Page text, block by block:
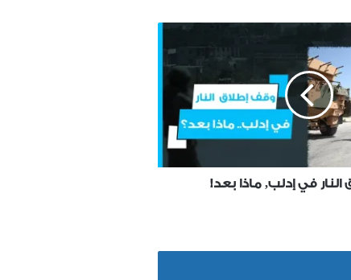
.
الرصدي للنصف الثاني من شهر
ديسمبر 2020
الرصدي للنصف الأول من كانون
في إدلب, ماذا بعد!